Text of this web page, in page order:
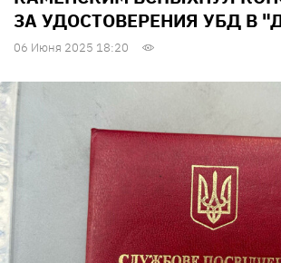
ЗА УДОСТОВЕРЕНИЯ УБД В
06 Июня 2025 18:20